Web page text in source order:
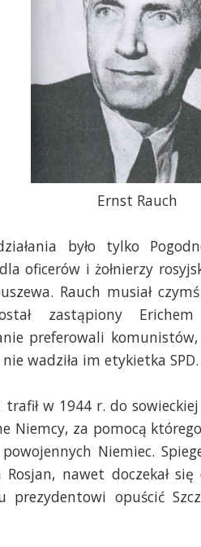
Ernst Rauch
było tylko
oficerów i żołnierzy
Rauch musiał
zastąpiony
preferowali
wadziła im etykietka SPD.
trafił w 1944 r. do
Niemcy, za pomocą
Niemiec.
nawet doczekał
prezydentowi opuścić